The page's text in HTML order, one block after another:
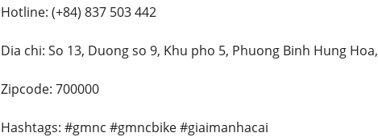
Hotline: (+84) 837 503 442
Dia chi: So 13, Duong so 9, Khu pho 5, Phuong Binh Hung
Zipcode: 700000
Hashtags: #gmnc #gmncbike #giaimanhacai